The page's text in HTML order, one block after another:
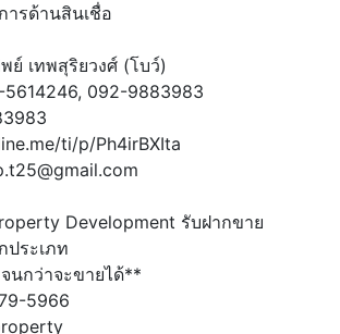
รด้านสินเชื่อ
ย์ เทพสุริยวงศ์ (โบว์)
5614246, 092-9883983
ti/p/Ph4irBXIta
Development รับฝากขาย
ประเภท
นกว่าจะขายได้**
5966